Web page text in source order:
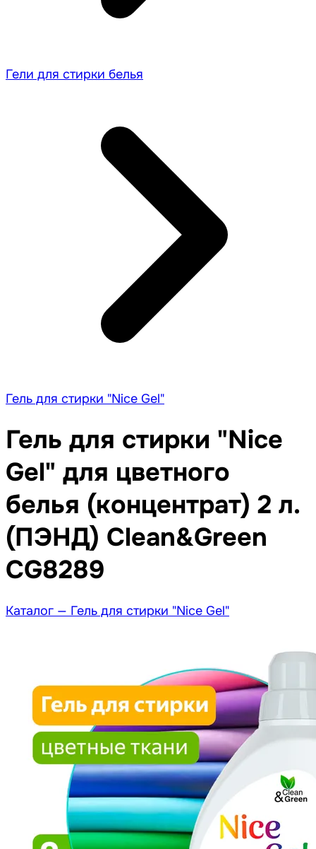
Гели для стирки белья
Гель для стирки "Nice Gel"
Гель для стирки "Nice
Gel" для цветного
белья (концентрат) 2 л.
(ПЭНД) Clean&Green
CG8289
Каталог — Гель для стирки "Nice Gel"